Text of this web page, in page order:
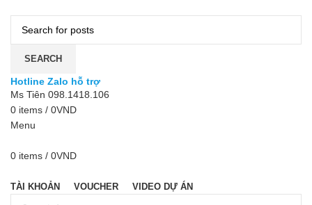
SEARCH
Hotline Zalo hỗ trợ
Ms Tiên 098.1418.106
0 items / 0VND
Menu
0 items / 0VND
TÀI KHOẢN VOUCHER VIDEO DỰ ÁN